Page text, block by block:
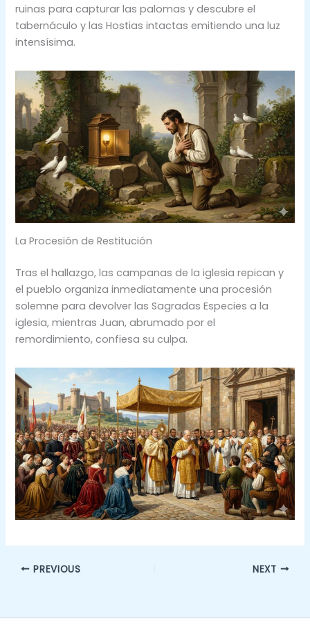
ruinas para capturar las palomas y descubre el
tabernáculo y las Hostias intactas emitiendo una luz
intensísima.
La Procesión de Restitución
Tras el hallazgo, las campanas de la iglesia repican y
el pueblo organiza inmediatamente una procesión
solemne para devolver las Sagradas Especies a la
iglesia, mientras Juan, abrumado por el
remordimiento, confiesa su culpa.
PREVIOUS NEXT